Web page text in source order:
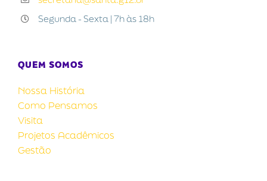
Segunda - Sexta | 7h às 18h
QUEM SOMOS
Nossa História
Como Pensamos
Visita
Projetos Acadêmicos
Gestão